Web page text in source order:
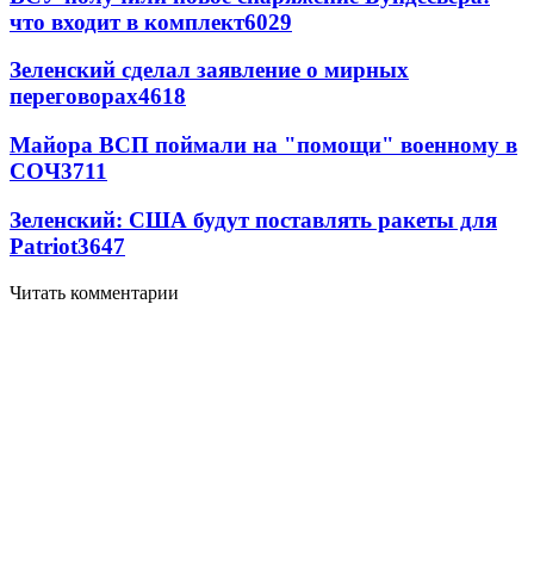
что входит в комплект6029
Зеленский сделал заявление о мирных
переговорах4618
Майора ВСП поймали на "помощи" военному в
СОЧ3711
Зеленский: США будут поставлять ракеты для
Patriot3647
Читать комментарии